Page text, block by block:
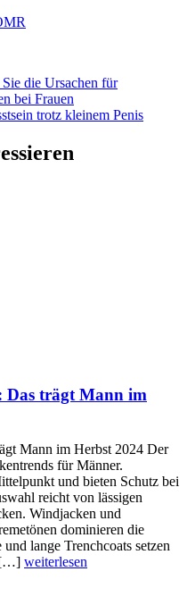
Sie die Ursachen für
bei Frauen
trotz kleinem Penis
Das trägt Mann im
Mann im Herbst 2024 Der
für Männer.
und bieten Schutz bei
reicht von lässigen
Windjacken und
dominieren die
lange Trenchcoats setzen
[…] weiterlesen